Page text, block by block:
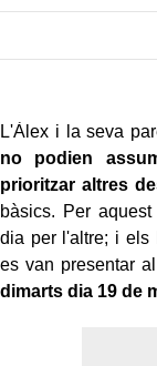
juntament amb la
L'Àlex i la seva
no podien
prioritzar altres
bàsics. Per
dia per l'altre; i els
es van presentar
dimarts dia 19 de